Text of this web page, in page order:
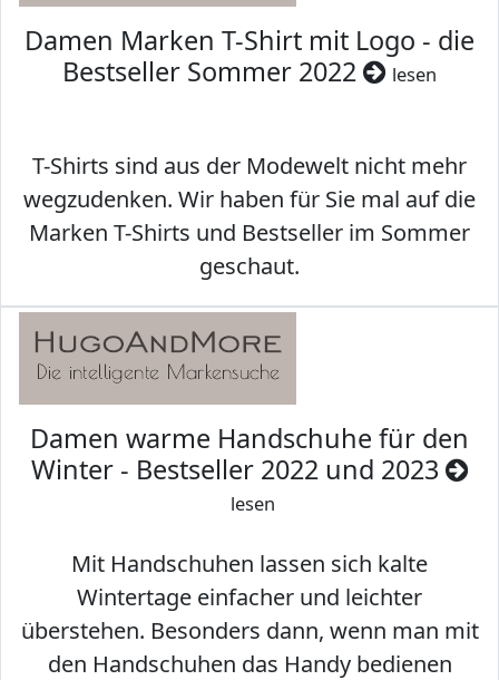
Damen Marken T-Shirt mit Logo - die
Bestseller Sommer 2022
lesen
T-Shirts sind aus der Modewelt nicht mehr
wegzudenken. Wir haben für Sie mal auf die
Marken T-Shirts und Bestseller im Sommer
geschaut.
Damen warme Handschuhe für den
Winter - Bestseller 2022 und 2023
lesen
Mit Handschuhen lassen sich kalte
Wintertage einfacher und leichter
überstehen. Besonders dann, wenn man mit
den Handschuhen das Handy bedienen